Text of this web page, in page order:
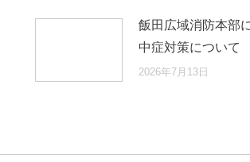
顔を守るため
指導を実施しま
飯田広域消防本部
中症対策について
2026年7月13日